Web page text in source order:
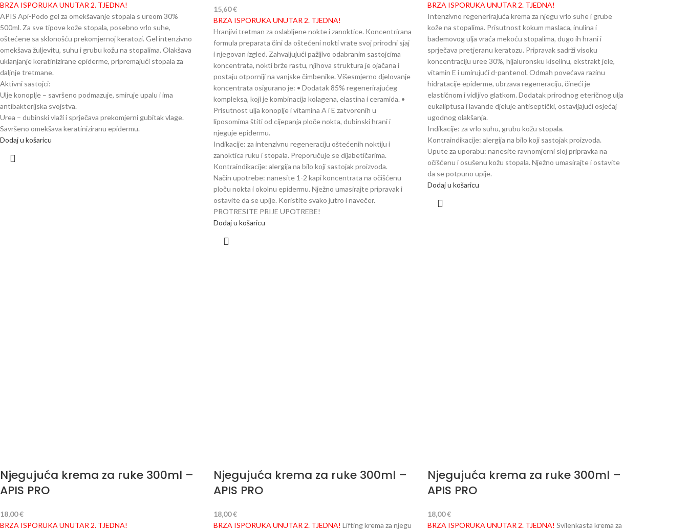
BRZA ISPORUKA UNUTAR 2. TJEDNA!
APIS Api-Podo gel za omekšavanje stopala s ureom 30%
500ml. Za sve tipove kože stopala, posebno vrlo suhe,
oštećene sa sklonošću prekomjernoj keratozi. Gel intenzivno
omekšava žuljevitu, suhu i grubu kožu na stopalima. Olakšava
uklanjanje keratinizirane epiderme, pripremajući stopala za
daljnje tretmane.
Aktivni sastojci:
Ulje konoplje – savršeno podmazuje, smiruje upalu i ima
antibakterijska svojstva.
Urea – dubinski vlaži i sprječava prekomjerni gubitak vlage.
Savršeno omekšava keratiniziranu epidermu.
Dodaj u košaricu
15,60€
BRZA ISPORUKA UNUTAR 2. TJEDNA!
Hranjivi tretman za oslabljene nokte i zanoktice. Koncentrirana
formula preparata čini da oštećeni nokti vrate svoj prirodni sjaj
i njegovan izgled. Zahvaljujući pažljivo odabranim sastojcima
koncentrata, nokti brže rastu, njihova struktura je ojačana i
postaju otporniji na vanjske čimbenike. Višesmjerno djelovanje
koncentrata osigurano je: • Dodatak 85% regenerirajućeg
kompleksa, koji je kombinacija kolagena, elastina i ceramida. •
Prisutnost ulja konoplje i vitamina A i E zatvorenih u
liposomima štiti od cijepanja ploče nokta, dubinski hrani i
njeguje epidermu.
Indikacije: za intenzivnu regeneraciju oštećenih noktiju i
zanoktica ruku i stopala. Preporučuje se dijabetičarima.
Kontraindikacije: alergija na bilo koji sastojak proizvoda.
Način upotrebe: nanesite 1-2 kapi koncentrata na očišćenu
ploču nokta i okolnu epidermu. Nježno umasirajte pripravak i
ostavite da se upije. Koristite svako jutro i navečer.
PROTRESITE PRIJE UPOTREBE!
Dodaj u košaricu
BRZA ISPORUKA UNUTAR 2. TJEDNA!
Intenzivno regenerirajuća krema za njegu vrlo suhe i grube
kože na stopalima. Prisutnost kokum maslaca, inulina i
bademovog ulja vraća mekoću stopalima, dugo ih hrani i
sprječava pretjeranu keratozu. Pripravak sadrži visoku
koncentraciju uree 30%, hijaluronsku kiselinu, ekstrakt jele,
vitamin E i umirujući d-pantenol. Odmah povećava razinu
hidratacije epiderme, ubrzava regeneraciju, čineći je
elastičnom i vidljivo glatkom. Dodatak prirodnog eteričnog ulja
eukaliptusa i lavande djeluje antiseptički, ostavljajući osjećaj
ugodnog olakšanja.
Indikacije: za vrlo suhu, grubu kožu stopala.
Kontraindikacije: alergija na bilo koji sastojak proizvoda.
Upute za uporabu: nanesite ravnomjerni sloj pripravka na
očišćenu i osušenu kožu stopala. Nježno umasirajte i ostavite
da se potpuno upije.
Dodaj u košaricu
Njegujuća krema za ruke 300ml –
APIS PRO
18,00€
BRZA ISPORUKA UNUTAR 2. TJEDNA!
Njegujuća krema za ruke 300ml –
APIS PRO
18,00€
BRZA ISPORUKA UNUTAR 2. TJEDNA! Lifting krema za njegu
Njegujuća krema za ruke 300ml –
APIS PRO
18,00€
BRZA ISPORUKA UNUTAR 2. TJEDNA! Svilenkasta krema za